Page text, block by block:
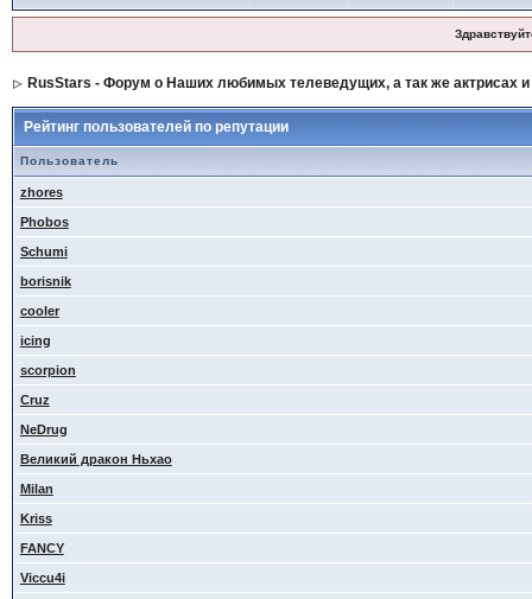
RusStars - Форум о Наших любимых телеведущих, а так же актрисах и
Рейтинг пользователей по репутации
Пользователь
zhores
Phobos
Schumi
borisnik
cooler
icing
scorpion
Cruz
NeDrug
Великий дракон Ньхао
Milan
Kriss
FANCY
Viccu4i